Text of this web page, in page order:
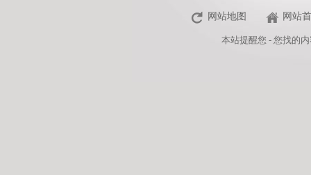
网站地图 网站
本站提醒您 - 您找的